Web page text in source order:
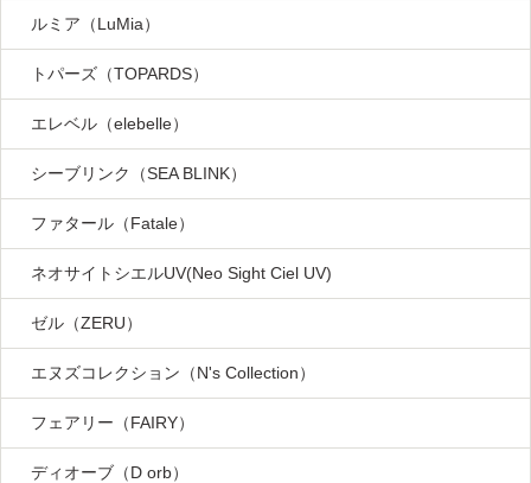
ルミア（LuMia）
トパーズ（TOPARDS）
エレベル（elebelle）
シーブリンク（SEA BLINK）
ファタール（Fatale）
ネオサイトシエルUV(Neo Sight Ciel UV)
ゼル（ZERU）
エヌズコレクション（N's Collection）
フェアリー（FAIRY）
ディオーブ（D orb）